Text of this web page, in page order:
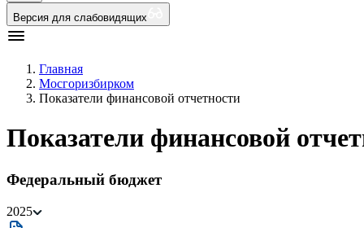
Версия для слабовидящих
Главная
Мосгоризбирком
Показатели финансовой отчетности
Показатели финансовой
Федеральный бюджет
2025